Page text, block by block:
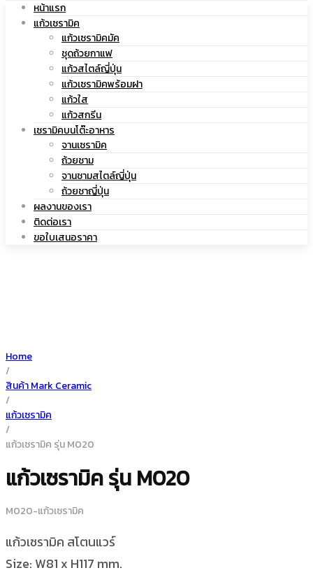
|
เซรามิค
สกรีน
โลโก้
หน้าแรก
แก้วเซรามิค
แก้วเซรามิคมัค
ชุดถ้วยกาแฟ
แก้วสไตล์ญี่ปุ่น
แก้วเซรามิคพร้อมฝา
แก้วใส
แก้วสกรีน
เซรามิคบนโต๊ะอาหาร
จานเซรามิค
ถ้วยชาม
จานชามสไตล์ญี่ปุ่น
ถ้วยชาญี่ปุ่น
ผลงานของเรา
ติดต่อเรา
ขอใบเสนอราคา
Home
/
สินค้า Mark Ceramic
/
แก้วเซรามิค
/
แก้วเซรามิค รุ่น M020
แก้วเซรามิค รุ่น M020
M020-แก้วเซรามิค
แก้วเซรามิค สโตนแวร์
Size: W81 x H117 mm.